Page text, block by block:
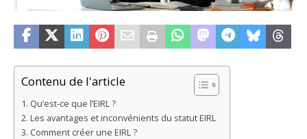
Contenu de l'article
Qu’est-ce que l’EIRL ?
Les avantages et inconvénients du statut EIRL
Comment créer une EIRL ?